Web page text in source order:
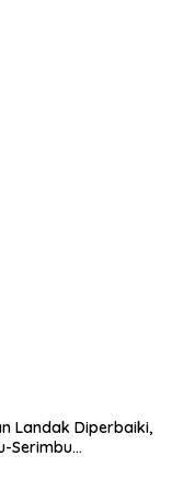
Landak Diperbaiki,
Serimbu